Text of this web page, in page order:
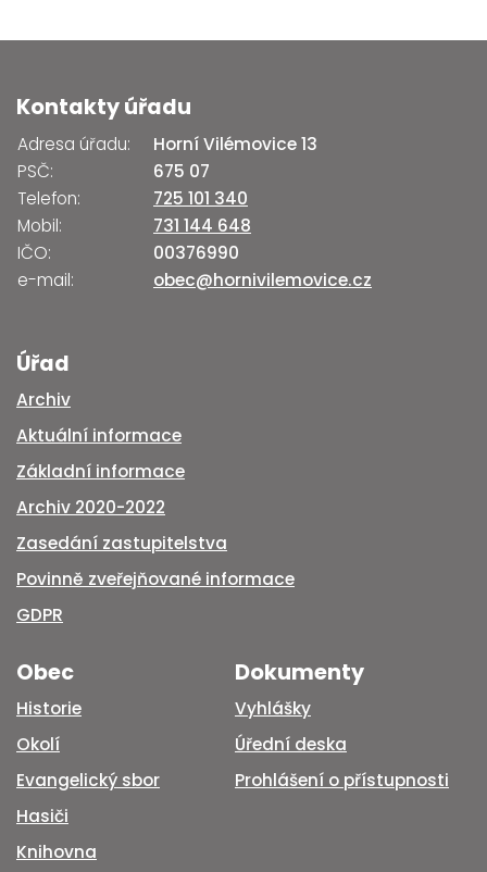
Kontakty úřadu
Adresa úřadu:
Horní Vilémovice 13
PSČ:
675 07
Telefon:
725 101 340
Mobil:
731 144 648
IČO:
00376990
e-mail:
obec@hornivilemovice.cz
Úřad
Archiv
Aktuální informace
Základní informace
Archiv 2020-2022
Zasedání zastupitelstva
Povinně zveřejňované informace
GDPR
Obec
Historie
Okolí
Evangelický sbor
Hasiči
Knihovna
Dokumenty
Vyhlášky
Úřední deska
Prohlášení o přístupnosti